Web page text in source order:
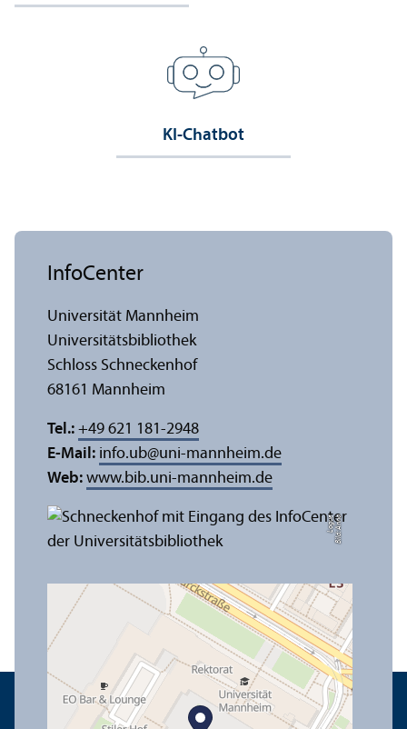
KI-Chatbot
Bil
d:
A
n
n
a
L
o
g
u
e
InfoCenter
Universität Mannheim
Universitäts­bibliothek
Schloss Schneckenhof
68161 Mannheim
Tel.: +49 621 181-2948
E-Mail: info.ub@uni-mannheim.de
Web: www.bib.uni-mannheim.de